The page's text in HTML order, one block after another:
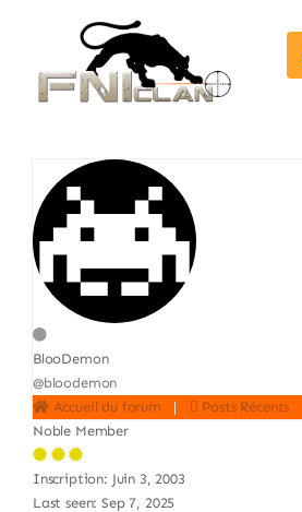
contenu
BlooDemon
@bloodemon
Accueil du forum |
Posts Récents
Noble Member
Inscription: Juin 3, 2003
Last seen: Sep 7, 2025